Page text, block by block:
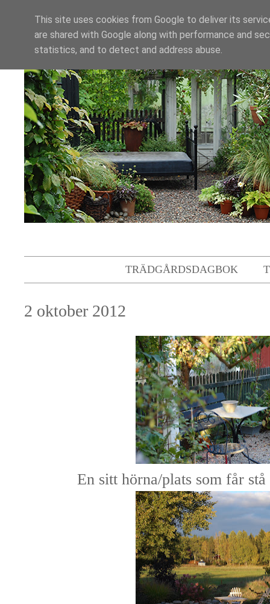
TRÄDGÅRDSDAGBOK
2 oktober 2012
En sitt hörna/plats som får
This site uses cookies from Google to deliver its
are shared with Google along with performance and
statistics, and to detect and address abuse.